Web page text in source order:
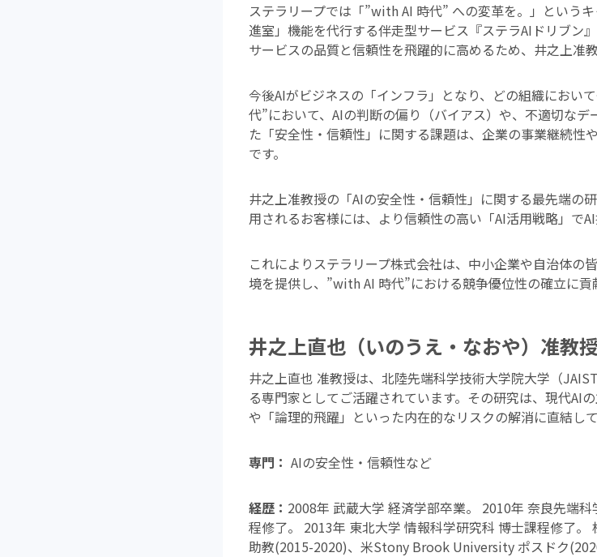
ステラリープでは「”with AI 時代” への変革を。」という
進室」機能を代行する伴走型サービス『ステラAIドリブン
サービスの品質と信頼性を飛躍的に高めるため、井之上准
今後AIがビジネスの「インフラ」となり、どの組織におい
代”において、AIの判断の偏り（バイアス）や、不適切な
た「安全性・信頼性」に関する課題は、企業の事業継続性
です。
井之上准教授の「AIの安全性・信頼性」に関する最先端の
用されるお客様には、より信頼性の高い「AI活用戦略」でAI
これによりステラリープ株式会社は、中小企業や自治体の
境を提供し、”with AI 時代”における競争優位性の確立に貢
井之上直也（いのうえ・なおや）准教
井之上直也 准教授は、北陸先端科学技術大学院大学（
る専門家としてご活躍されています。その研究は、現代AI
や「論理的飛躍」といった内在的なリスクの解消に直結して
専門： AIの安全性・信頼性など
経歴： 2008年 武蔵大学 経済学部卒業。 2010年 奈良先端
程修了。 2013年 東北大学 情報科学研究科 博士課程修了
助教(2015-2020)、米Stony Brook University ポスドク